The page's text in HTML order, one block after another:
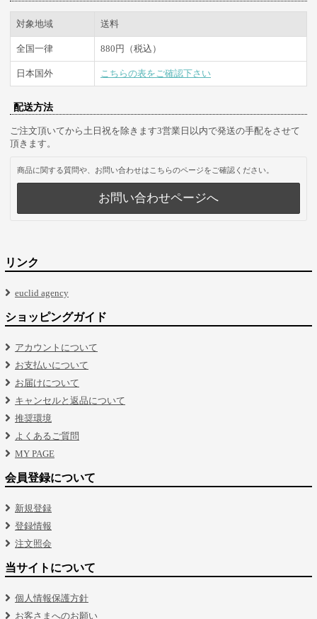
対象地域 送料
全国一律 880円（税込）
日本国外 こちらの表をご確認下さい
配送方法
ご注文頂いてから土日祝を除きます3営業日以内で発送の手配をさせて
頂きます。
商品に関する質問や、お問い合わせはこちらのページをご確認ください。
お問い合わせページへ
リンク
euclid agency
ショッピングガイド
アカウントについて
お支払いについて
お届けについて
キャンセルと返品について
推奨環境
よくあるご質問
MY PAGE
会員登録について
新規登録
登録情報
注文照会
当サイトについて
個人情報保護方針
お客さまへのお願い